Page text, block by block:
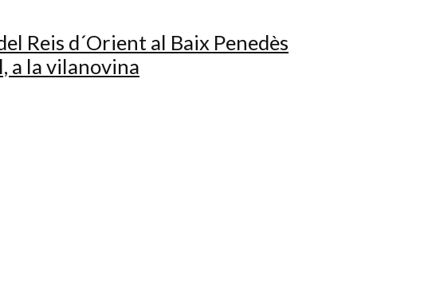
Reis d´Orient al Baix Penedès
a la vilanovina